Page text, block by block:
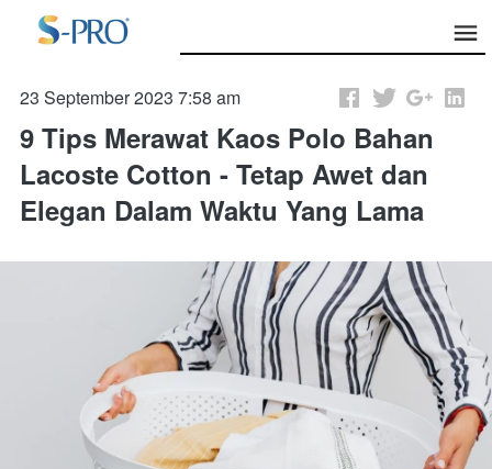
23 September 2023 7:58 am
9 Tips Merawat Kaos Polo Bahan
Lacoste Cotton - Tetap Awet dan
Elegan Dalam Waktu Yang Lama